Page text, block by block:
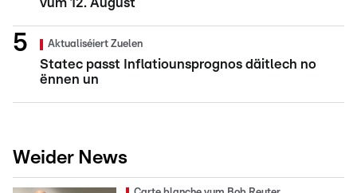
vum 12. August
Aktualiséiert Zuelen
Statec passt Inflatiounsprognos däitlech no
ënnen un
Weider News